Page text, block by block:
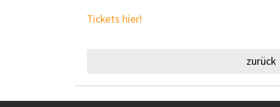
Tickets hier!
zurück